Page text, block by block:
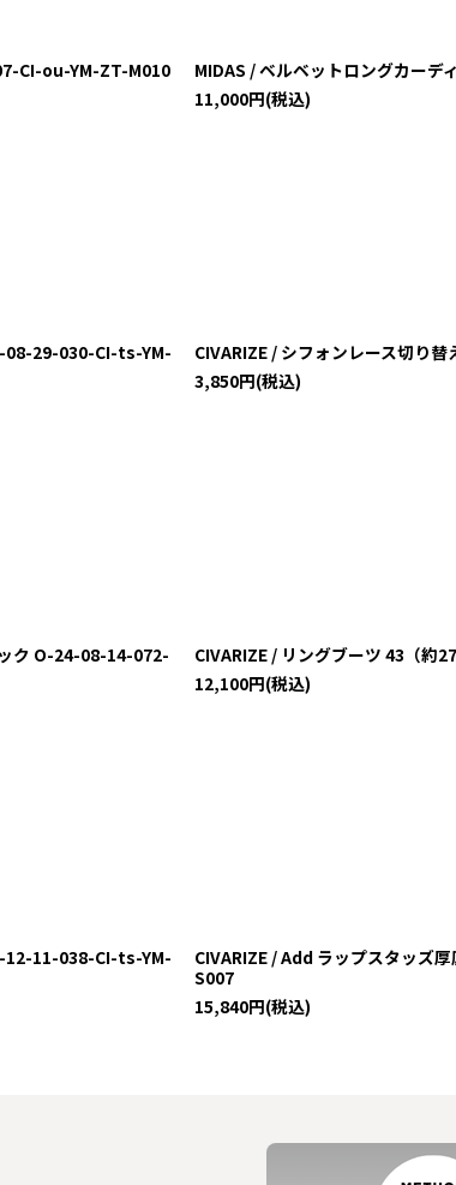
CI-ou-YM-ZT-M010
MIDAS / ベルベットロングカー
11,000円(税込)
08-29-030-CI-ts-YM-
CIVARIZE / シフォンレース切り
3,850円(税込)
ク O-24-08-14-072-
CIVARIZE / リングブーツ 43（
12,100円(税込)
12-11-038-CI-ts-YM-
CIVARIZE / Add ラップスタッズ
S007
15,840円(税込)